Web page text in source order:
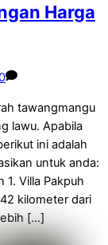
Harga
tawangmangu
lawu. Apabila
ini adalah
untuk anda:
Villa Pakpuh
kilometer dari
[…]